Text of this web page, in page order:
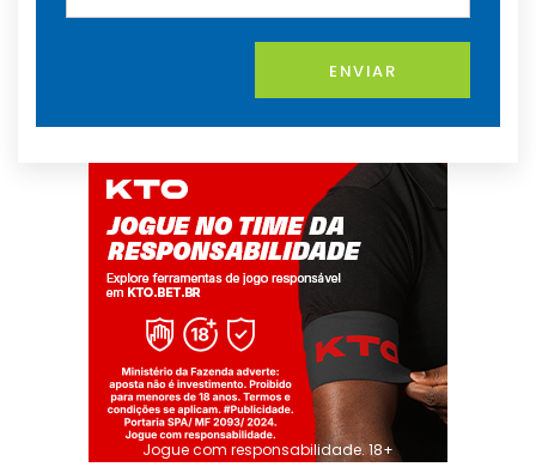
ENVIAR
Jogue com responsabilidade. 18+